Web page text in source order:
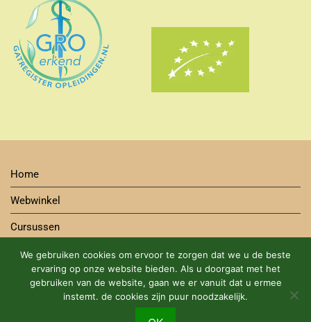
DUURZAME BIOLOGISCHE PRODUCTEN MET EEN GROEN
Home
Webwinkel
Cursussen
Contact
Bestelwijze
Algemene Voorwaarden Cursus en Webshop
We gebruiken cookies om ervoor te zorgen dat we u de beste
ervaring op onze website bieden. Als u doorgaat met het
gebruiken van de website, gaan we er vanuit dat u ermee
instemt. de cookies zijn puur noodzakelijk.